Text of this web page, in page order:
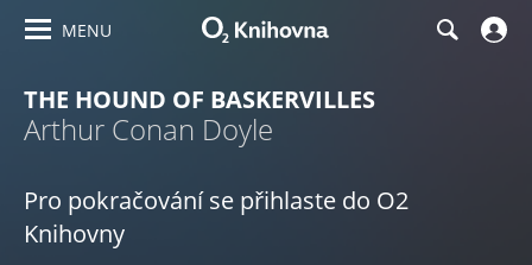
MENU
THE HOUND OF BASKERVILLES
Arthur Conan Doyle
Pro pokračování se přihlaste do O2
Knihovny